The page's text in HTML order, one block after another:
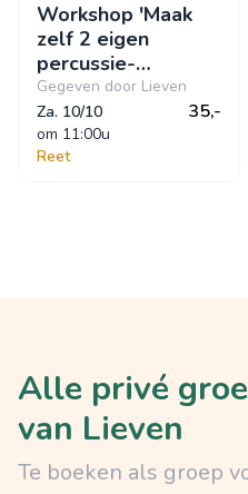
Workshop 'Maak
zelf 2 eigen
percussie-
instrumentjes,
KLEPPER en
RITSER"
Gegeven door Lieven
Za. 10/10
om 11:00u
35,-
Reet
Alle privé
van Lieven
Te boeken als groep